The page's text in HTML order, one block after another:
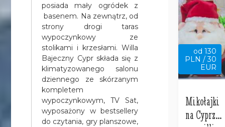
posiada mały ogródek z
basenem. Na zewnątrz, od
strony drogi taras
wypoczynkowy ze
stolikami i krzesłami. Willa
Bajeczny Cypr składa się z
klimatyzowanego salonu
dziennego ze skórzanym
kompletem
wypoczynkowym, TV Sat,
wyposażony w bestsellery
do czytania, gry planszowe,
od 130
PLN / 30
EUR
Mikołajki
na Cyprze